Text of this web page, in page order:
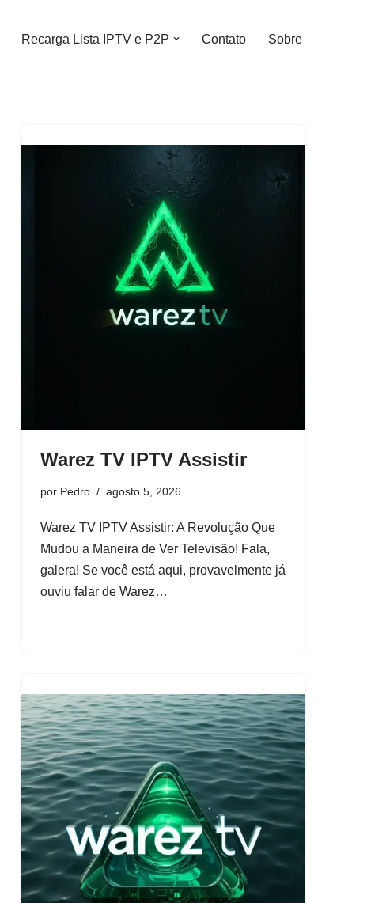
Recarga Lista IPTV e P2P Contato Sobre
Warez TV IPTV Assistir
por Pedro agosto 5, 2026
Warez TV IPTV Assistir: A Revolução Que
Mudou a Maneira de Ver Televisão! Fala,
galera! Se você está aqui, provavelmente já
ouviu falar de Warez…